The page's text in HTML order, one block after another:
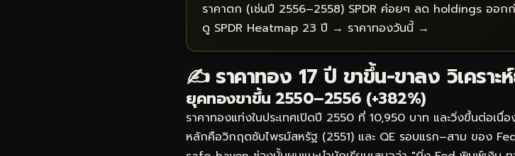
ราคาตก (เช่นปี 2556–2558) SPDR ค่อยๆ ลด holdings ออกก่
ดู SPDR Heatmap 23 ปี → ราคาทองวันนี้ →
✍️ ราคาทอง 17 ปี ขาขึ้น-ขาลง วิเคราะ
ยุคทองขาขึ้น 2550–2556 (+382%)
ราคาทองแท่งในประเทศเปิดปี 2550 ที่ 10,950 บาท และวิ่งขึ้นต่อเ
หลักคือวิกฤตซับไพรม์สหรัฐ (2551) และ QE รอบแรก–สาม ของ